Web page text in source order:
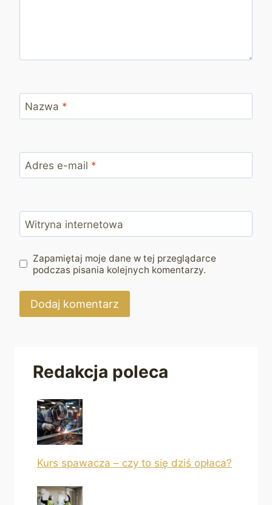
Nazwa *
Adres e-mail *
Witryna internetowa
Zapamiętaj moje dane w tej przeglądarce
podczas pisania kolejnych komentarzy.
Redakcja poleca
Kurs spawacza – czy to się dziś opłaca?